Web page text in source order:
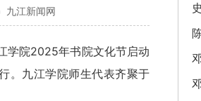
九江新闻网
学院2025年书院文化节启动
。九江学院师生代表齐聚于